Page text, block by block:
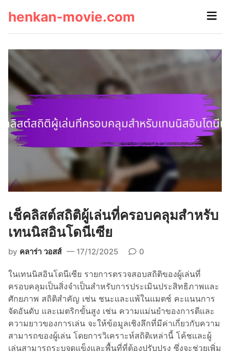
henkan-movie.com
Main
เช็คลิสต์สถิติผู้เล่นที่ครอบคลุมสำหรับ
เทนนิสอินโดนีเซีย
by คลาร่า วอสส์ 17/12/2025 0
ในเทนนิสอินโดนีเซีย รายการตรวจสอบสถิติของผู้เล่นที่
ครอบคลุมเป็นสิ่งจำเป็นสำหรับการประเมินประสิทธิภาพและ
ศักยภาพ สถิติสำคัญ เช่น ชนะและแพ้ในแมตช์ คะแนนการ
จัดอันดับ และเมตริกขั้นสูง เช่น ความแม่นยำของการตีและ
ความยาวของการเล่น จะให้ข้อมูลเชิงลึกที่มีค่าเกี่ยวกับความ
สามารถของผู้เล่น โดยการวิเคราะห์สถิติเหล่านี้ โค้ชและผู้
เล่นสามารถระบุจุดแข็งและพื้นที่ที่ต้องปรับปรุง ซึ่งจะช่วยเพิ่ม